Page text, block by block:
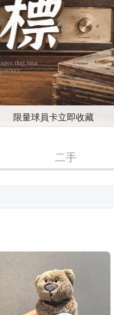
限量球員卡立即收藏
二手